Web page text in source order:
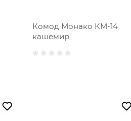
Комод Монако КМ-14
кашемир